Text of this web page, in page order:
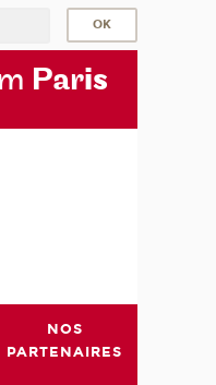
Paris
NOS
PARTENAIRES